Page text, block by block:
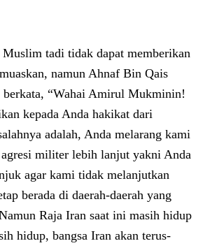
tadi tidak dapat memberikan
namun Ahnaf Bin Qais
berkata, “Wahai Amirul Mukminin!
kepada Anda hakikat dari
adalah, Anda melarang kami
militer lebih lanjut yakni Anda
agar kami tidak melanjutkan
berada di daerah-daerah yang
Raja Iran saat ini masih hidup
hidup, bangsa Iran akan terus-